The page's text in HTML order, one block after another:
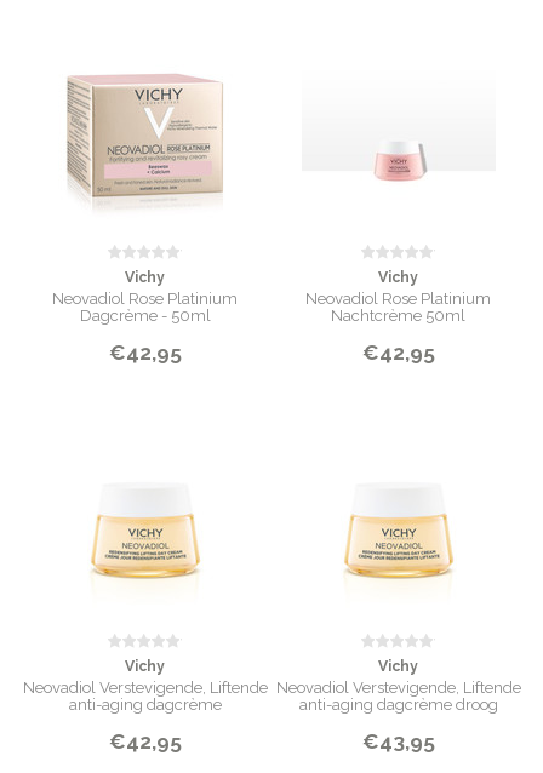
Vichy
Neovadiol Rose Platinium
Dagcrème - 50ml
€42,95
Vichy
Neovadiol Rose Platinium
Nachtcrème 50ml
€42,95
Vichy
Neovadiol Verstevigende, Liftende
anti-aging dagcrème
€42,95
Vichy
Neovadiol Verstevigende, Liftende
anti-aging dagcrème droog
€43,95